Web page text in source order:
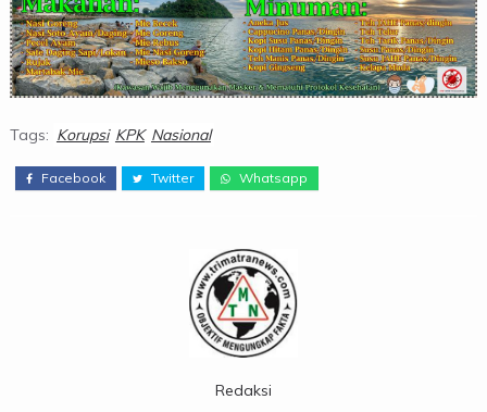
Tags: Korupsi KPK Nasional
Facebook Twitter Whatsapp
Redaksi